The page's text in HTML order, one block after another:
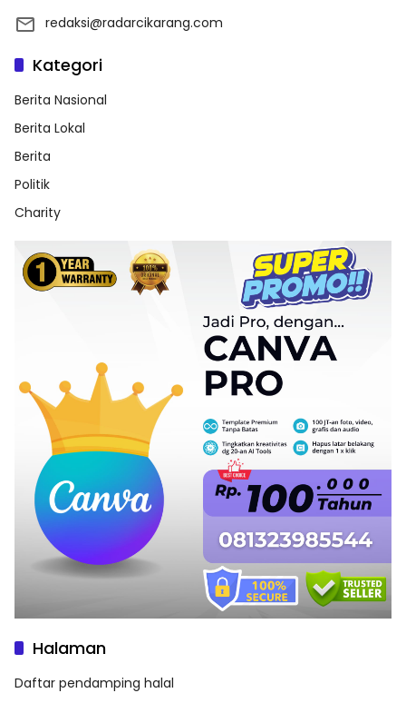
redaksi@radarcikarang.com
Kategori
Berita Nasional
Berita Lokal
Berita
Politik
Charity
Halaman
Daftar pendamping halal